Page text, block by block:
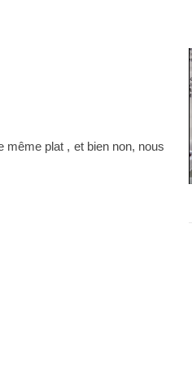
même plat , et bien non, nous